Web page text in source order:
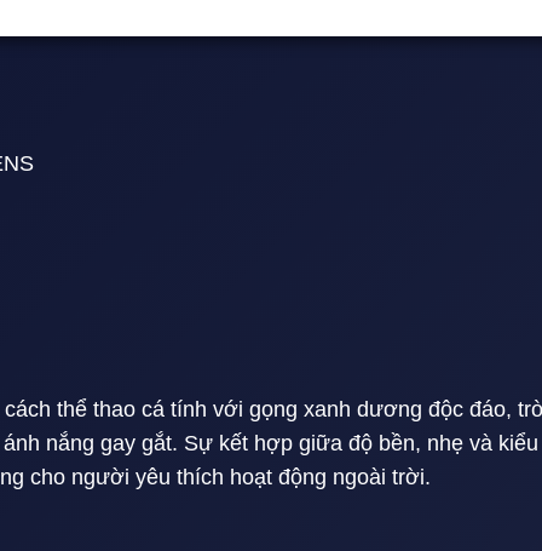
thể thao cá tính với gọng xanh dương độc đáo,
nắng gay gắt. Sự kết hợp giữa độ bền, nhẹ và kiểu
cho người yêu thích hoạt động ngoài trời.